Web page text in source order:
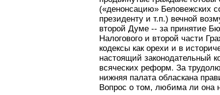
(«денонсацию» Беловежских
президенту и т.п.) вечной
второй Думе -- за принятие
Налогового и второй части
кодексы как орехи и в
настоящий законодательный
всяческих реформ. За
нижняя палата обласкана
Вопрос о том, любима ли она